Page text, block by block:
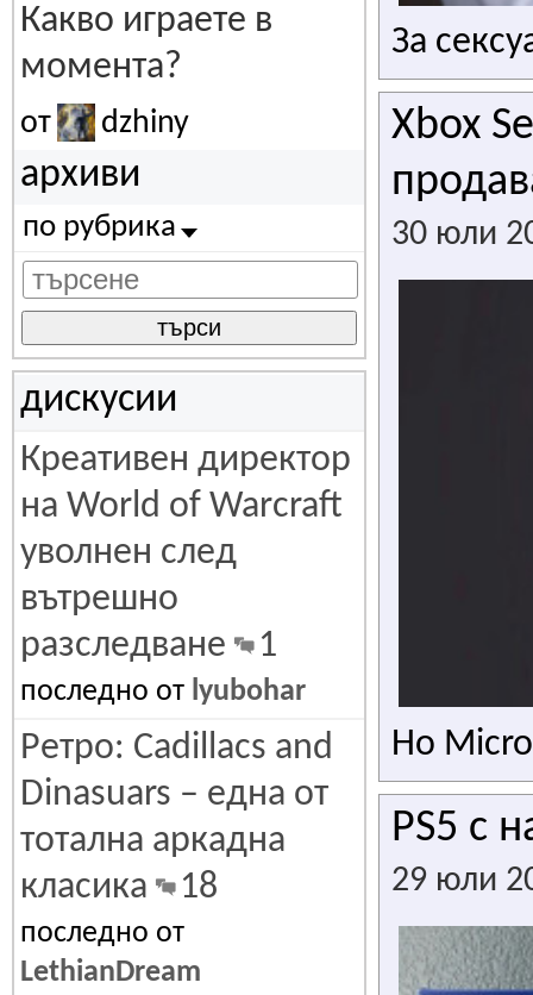
Какво играете в
момента?
от dzhiny
архиви
по рубрика
търси
За
Xbox
30 юли
Но
PS5 с
29 юли
дискусии
Креативен директор
на World of Warcraft
уволнен след
вътрешно
разследване
1
последно от lyubohar
Ретро: Cadillacs and
Dinasuars – една от
тотална аркадна
класика
18
последно от
LethianDream